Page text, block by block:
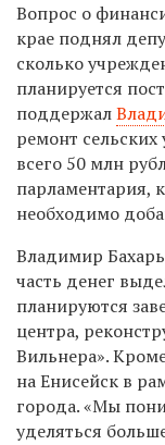
Вопрос о
крае поднял
сколько
планируется
поддержал
ремонт
всего 50 млн
парламентария,
необходимо
Владимир
часть денег
планируются
центра,
Вильнера».
на Енисейск в
города. «Мы
уделяться